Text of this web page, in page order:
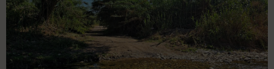
Kontakt
Impressum
Datenschutz